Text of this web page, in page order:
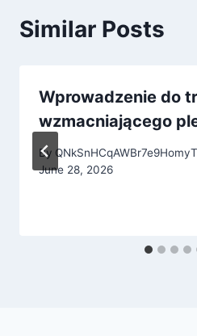
Similar Posts
Wprowadzenie do
wzmacniającego
By
June 28, 2026